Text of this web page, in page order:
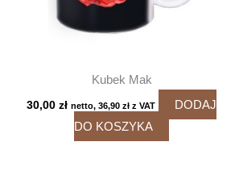
Kubek Mak
30,00zł netto,36,90zł z VAT
DODAJ
DO KOSZYKA